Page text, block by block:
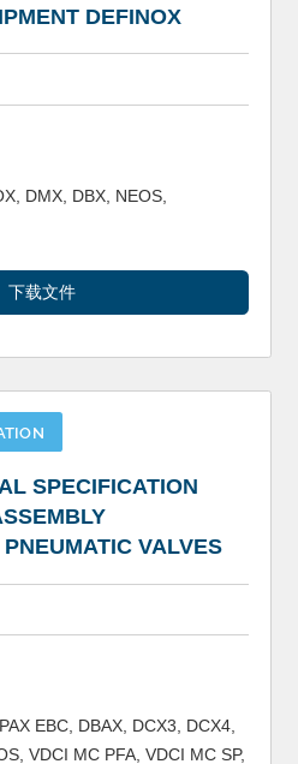
DEFINOX
DMX, DBX, NEOS,
下载文件
SPECIFICATION
VALVES
EBC, DBAX, DCX3, DCX4,
VDCI MC PFA, VDCI MC SP,